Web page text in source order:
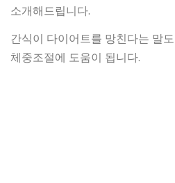
소개해드립니다.
간식이 다이어트를 망친다는 말
체중조절에 도움이 됩니다.